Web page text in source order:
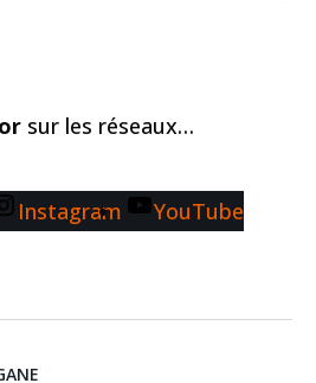
sur les réseaux…
Instagram YouTube